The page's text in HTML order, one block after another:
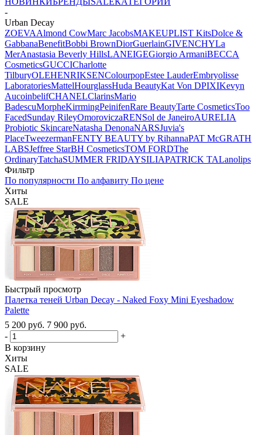
-
Urban Decay
ZOEVAAlmond CowMarc JacobsMAKEUPLIST KitsDolce &
GabbanaBenefitBobbi BrownDiorGuerlainGIVENCHYLa
MerAnastasia Beverly HillsLANEIGEGiorgio ArmaniBECCA
CosmeticsGUCCICharlotte
TilburyOLEHENRIKSENColourpopEstee LauderEmbryolisse
LaboratoriesMattelHourglassHuda BeautyKat Von DPIXIKevyn
AucoinbelifCHANELClarinsMario
BadescuMorpheKirrmingPeinifenRare BeautyTarte CosmeticsToo
FacedSunday RileyOmoroviczaRENSol de JaneiroAURELIA
Probiotic SkincareNatasha DenonaNARSJuvia's
PlaceTweezermanFENTY BEAUTY by RihannaPAT McGRATH
LABSJeffree StarBH CosmeticsTOM FORDThe
OrdinaryTatchaSUMMER FRIDAYSILIAPATRICK TALanolips
Фильтр
По популярности По алфавиту По цене
Хиты
SALE
Быстрый просмотр
Палетка теней Urban Decay - Naked Foxy Mini Eyeshadow
Palette
5 200 руб. 7 900 руб.
-
+
В корзину
Хиты
SALE